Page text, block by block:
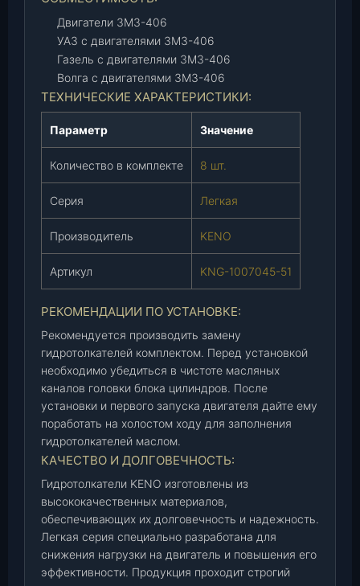
г
к
я
е
и
G
-
1
0
0
7
0
4
5
-
5
1
)
,
к
Двигатели ЗМЗ-406
УАЗ с двигателями ЗМЗ-406
Газель с двигателями ЗМЗ-406
Волга с двигателями ЗМЗ-406
ТЕХНИЧЕСКИЕ ХАРАКТЕРИСТИКИ:
Параметр Значение
Количество в комплекте 8 шт.
Серия Легкая
Производитель KENO
Артикул KNG-1007045-51
РЕКОМЕНДАЦИИ ПО УСТАНОВКЕ:
Рекомендуется производить замену
гидротолкателей комплектом. Перед установкой
необходимо убедиться в чистоте масляных
каналов головки блока цилиндров. После
установки и первого запуска двигателя дайте ему
поработать на холостом ходу для заполнения
гидротолкателей маслом.
КАЧЕСТВО И ДОЛГОВЕЧНОСТЬ:
Гидротолкатели KENO изготовлены из
высококачественных материалов,
обеспечивающих их долговечность и надежность.
Легкая серия специально разработана для
снижения нагрузки на двигатель и повышения его
эффективности. Продукция проходит строгий